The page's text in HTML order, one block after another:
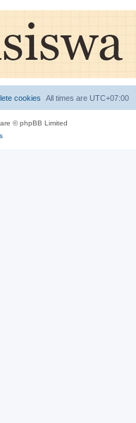
All times are UTC+07:00
cookies
© phpBB Limited